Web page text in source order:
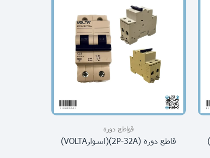
قواطع دورة
قاطع دورة (2P-32A)(اسوارVOLTA)